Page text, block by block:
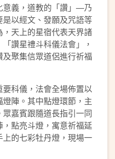
意義，道教的「讚」—乃
以經文、發願及咒語等
天上的星宿代表天界諸
讚星禮斗科儀法會」，
聚集信眾道侶進行祈福
科儀，法會全場佈置以
陣。其中點燈環節，主
嘉賓跟隨道長指引一同
點亮斗燈，寓意祈福延
的七彩牡丹燈，現場一